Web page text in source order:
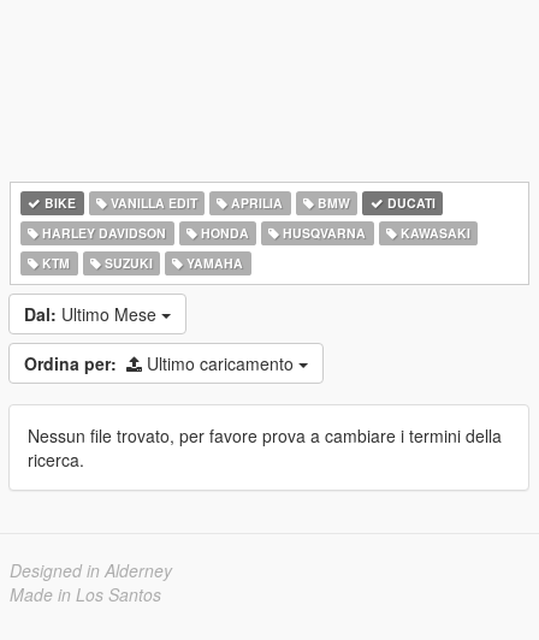
BIKE VANILLA EDIT APRILIA BMW
DUCATI
HARLEY DAVIDSON
HONDA HUSQVARNA
KAWASAKI
KTM
SUZUKI YAMAHA
Dal: Ultimo Mese
Ordina per: Ultimo caricamento
Nessun file trovato, per favore prova a cambiare i termini della
ricerca.
Designed in Alderney
Made in Los Santos